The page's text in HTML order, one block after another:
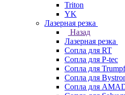
Triton
YK
Лазерная резка
Назад
Лазерная резка
Сопла для RT
Сопла для P-tec
Сопла для Trumpf
Сопла для
Сопла для